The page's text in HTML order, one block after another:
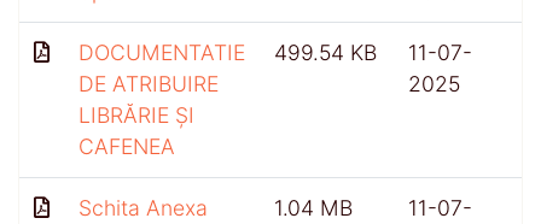
DOCUMENTATIE
DE ATRIBUIRE
LIBRĂRIE ȘI
CAFENEA
499.54 KB
11-07-
2025
Schita Anexa 1.04 MB
11-07-